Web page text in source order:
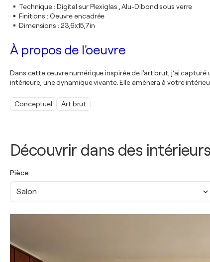
Découvrir dans des intérieurs
Pièce
Salon
Technique: Digital sur Plexiglas , Alu-Dibond sous verre
Finitions : Oeuvre encadrée
Dimensions : 23,6x15,7in
À propos de l'oeuvre
Dans cette œuvre numérique inspirée de l'art brut, j’ai
intérieure, une dynamique vivante. Elle amènera à votre
Conceptuel Art brut